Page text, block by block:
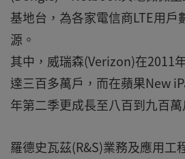
基地台，為各家電信商LTE用戶
源。
其中，威瑞森(Verizon)在2011
達三百多萬戶，而在蘋果New
年第二季更成長至八百到九百萬
羅德史瓦茲(R&S)業務及應用工